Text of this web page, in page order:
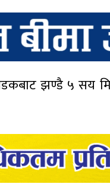
सडकबाट झण्डै ५